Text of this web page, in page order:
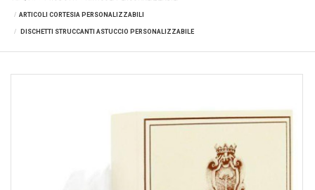
ARTICOLI CORTESIA PERSONALIZZABILI
DISCHETTI STRUCCANTI ASTUCCIO PERSONALIZZABILE